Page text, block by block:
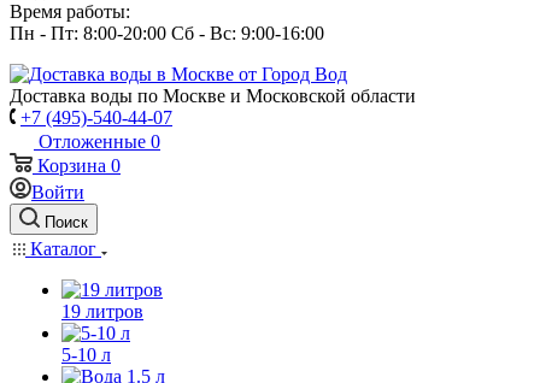
Время работы:
Пн - Пт: 8:00-20:00 Сб - Вс: 9:00-16:00
Доставка воды по Москве и Московской области
+7 (495)-540-44-07
Отложенные 0
Корзина 0
Войти
Поиск
Каталог
19 литров
5-10 л